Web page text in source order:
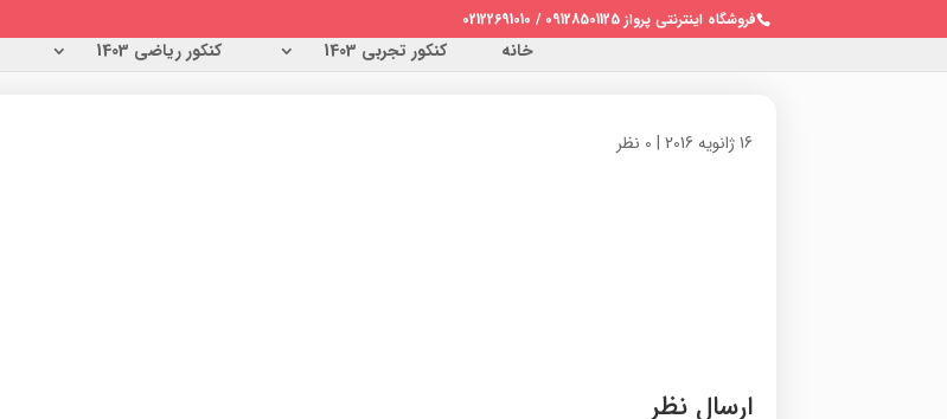
فروشگاه اینترنتی پرواز 09128501125 / 02122691010
خانه کنکور تجربی 1403 کنکور ریاضی 1403
16 ژانویه 2016 | 0 نظر
ارسال نظر